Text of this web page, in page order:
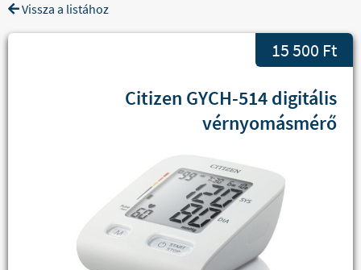
Vissza a listához
15 500 Ft
Citizen GYCH-514 digitális
vérnyomásmérő